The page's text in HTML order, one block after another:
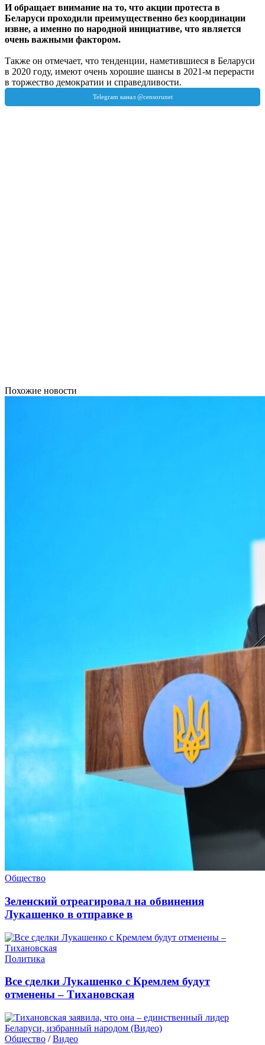
И обращает внимание на то, что акции протеста в
Беларуси проходили преимущественно без координации
извне, а именно по народной инициативе, что является
очень важными фактором.
Также он отмечает, что тенденции, наметившиеся в Беларуси
в 2020 году, имеют очень хорошие шансы в 2021-м перерасти
в торжество демократии и справедливости.
Похожие новости
Общество
Зеленский отреагировал на обвинения
Лукашенко в отправке в
Политика
Все сделки Лукашенко с Кремлем будут
отменены – Тихановская
Общество /Видео